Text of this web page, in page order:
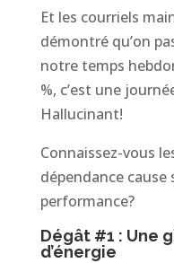
Et les courriels
démontré qu’on
notre temps
%, c’est une
Hallucinant!
Connaissez-vous
dépendance
performance?
Dégât #1 : Une
d’énergie